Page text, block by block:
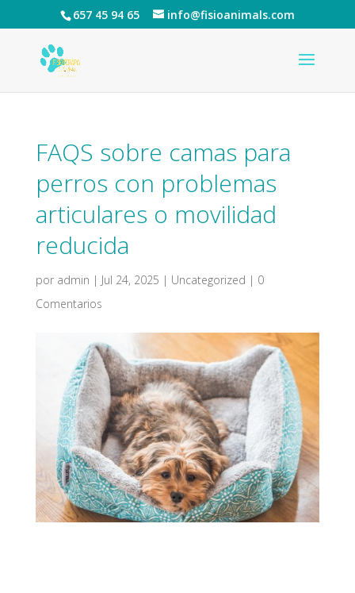
657 45 94 65 info@fisioanimals.com
FAQS sobre camas para
perros con problemas
articulares o movilidad
reducida
por admin | Jul 24, 2025 | Uncategorized | 0
Comentarios